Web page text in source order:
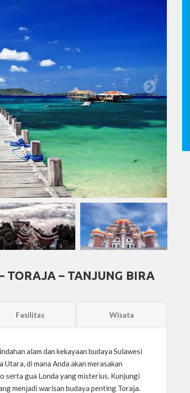
TORAJA – TANJUNG BIRA
Fasilitas Wisata
alam dan kekayaan budaya Sulawesi
di mana Anda akan merasakan
serta gua Londa yang misterius. Kunjungi
menjadi warisan budaya penting Toraja.